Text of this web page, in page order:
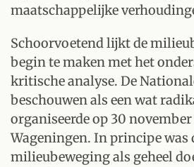
maatschappelijke
Schoorvoetend lijkt de
begin te maken met het
kritische analyse. De
beschouwen als een wat
organiseerde op 30
Wageningen. In principe was
milieubeweging als geheel